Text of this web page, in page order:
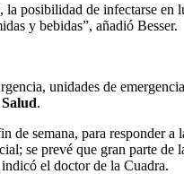
posibilidad de infectarse
y bebidas”, añadió Besser.
unidades de
.
de semana, para responder
se prevé que gran parte
el doctor de la Cuadra.